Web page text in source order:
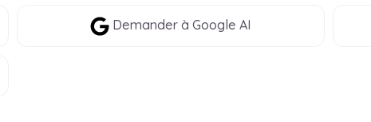
Demander à Google AI